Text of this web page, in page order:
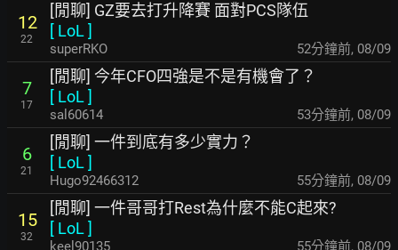
12
22
[閒聊] GZ要去打升降賽 面對PCS隊伍
[ LoL ]
superRKO 52分鐘前, 08/09
7
17
[閒聊] 今年CFO四強是不是有機會了？
[ LoL ]
sal60614 53分鐘前, 08/09
6
21
[閒聊] 一件到底有多少實力？
[ LoL ]
Hugo92466312 55分鐘前, 08/09
15
32
[閒聊] 一件哥哥打Rest為什麼不能C起來?
[ LoL ]
keel90135 55分鐘前, 08/09